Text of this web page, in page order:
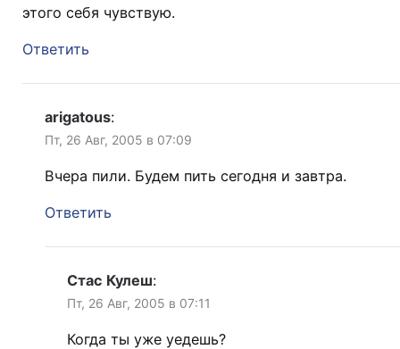
этого себя чувствую.
Ответить
arigatous:
Пт, 26 Авг, 2005 в 07:09
Вчера пили. Будем пить сегодня и завтра.
Ответить
Стас Кулеш:
Пт, 26 Авг, 2005 в 07:11
Когда ты уже уедешь?